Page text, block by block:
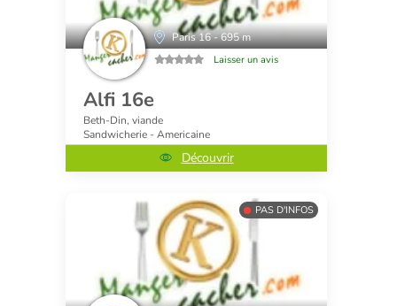
Paris 16 - 695 m
Laisser un avis
Alfi 16e
Beth-Din, viande
Sandwicherie - Americaine
Découvrir
PAS D'INFOS